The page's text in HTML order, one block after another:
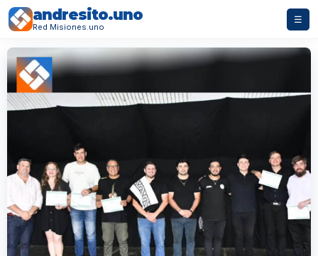
andresito.uno
Red Misiones.uno
☰